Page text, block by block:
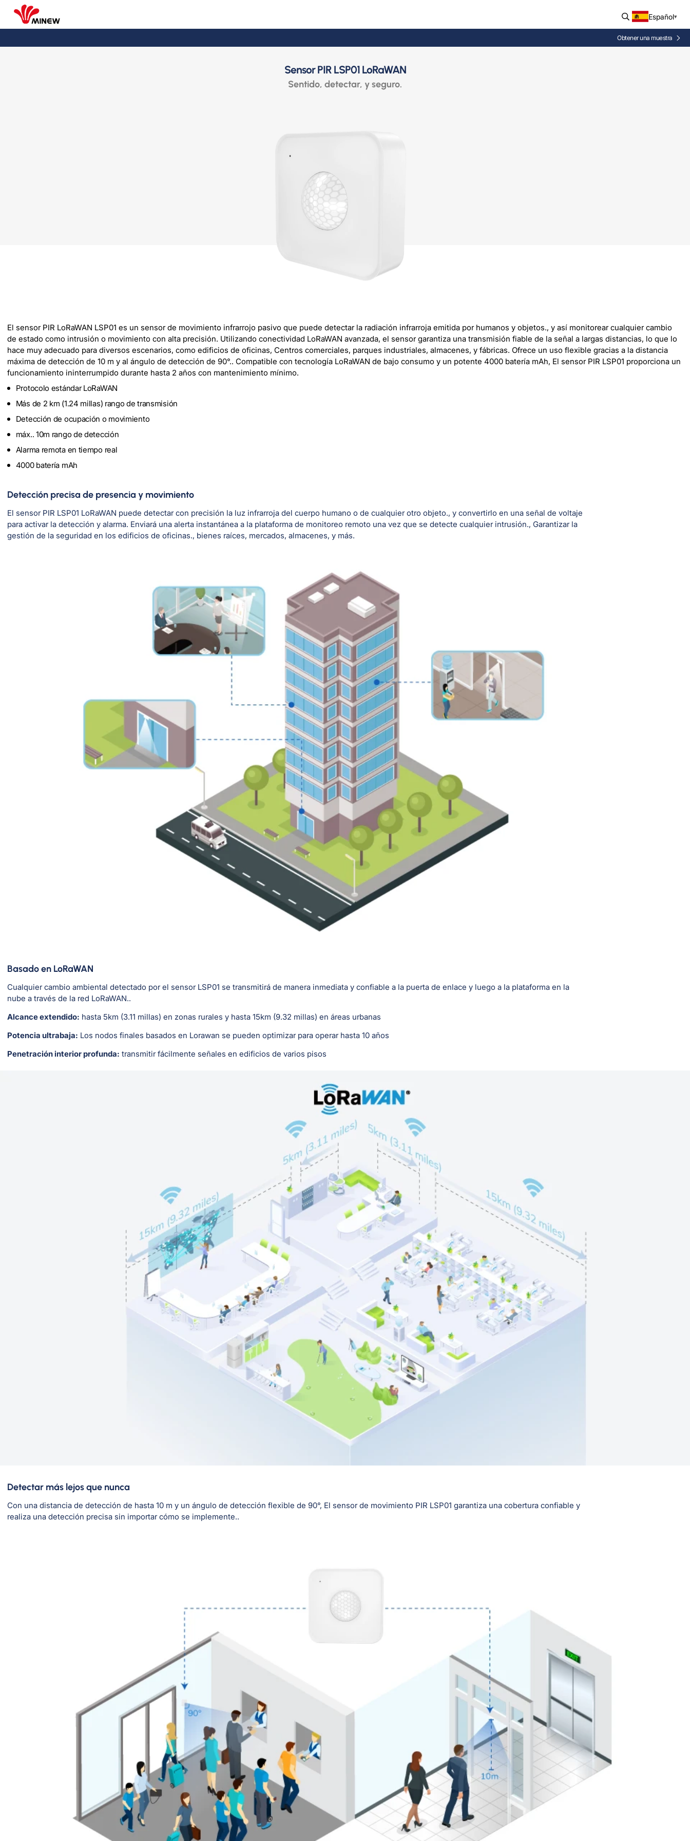
Español
Obtener una muestra
Sensor PIR LSP01 LoRaWAN
Sentido, detectar, y seguro.
El sensor PIR LoRaWAN LSP01 es un sensor de movimiento infrarrojo pasivo que puede detectar la radiación infrarroja emitida por humanos y objetos., y así monitorear cualquier cambio
de estado como intrusión o movimiento con alta precisión. Utilizando conectividad LoRaWAN avanzada, el sensor garantiza una transmisión fiable de la señal a largas distancias, lo que lo
hace muy adecuado para diversos escenarios, como edificios de oficinas, Centros comerciales, parques industriales, almacenes, y fábricas. Ofrece un uso flexible gracias a la distancia
máxima de detección de 10 m y al ángulo de detección de 90°.. Compatible con tecnología LoRaWAN de bajo consumo y un potente 4000 batería mAh, El sensor PIR LSP01 proporciona un
funcionamiento ininterrumpido durante hasta 2 años con mantenimiento mínimo.
Protocolo estándar LoRaWAN
Más de 2 km (1.24 millas) rango de transmisión
Detección de ocupación o movimiento
máx.. 10m rango de detección
Alarma remota en tiempo real
4000 batería mAh
Detección precisa de presencia y movimiento
El sensor PIR LSP01 LoRaWAN puede detectar con precisión la luz infrarroja del cuerpo humano o de cualquier otro objeto., y convertirlo en una señal de voltaje
para activar la detección y alarma. Enviará una alerta instantánea a la plataforma de monitoreo remoto una vez que se detecte cualquier intrusión., Garantizar la
gestión de la seguridad en los edificios de oficinas., bienes raíces, mercados, almacenes, y más.
Basado en LoRaWAN
Cualquier cambio ambiental detectado por el sensor LSP01 se transmitirá de manera inmediata y confiable a la puerta de enlace y luego a la plataforma en la
nube a través de la red LoRaWAN..
Alcance extendido: hasta 5km (3.11 millas) en zonas rurales y hasta 15km (9.32 millas) en áreas urbanas
Potencia ultrabaja: Los nodos finales basados ​​en Lorawan se pueden optimizar para operar hasta 10 años
Penetración interior profunda: transmitir fácilmente señales en edificios de varios pisos
Detectar más lejos que nunca
Con una distancia de detección de hasta 10 m y un ángulo de detección flexible de 90°, El sensor de movimiento PIR LSP01 garantiza una cobertura confiable y
realiza una detección precisa sin importar cómo se implemente..